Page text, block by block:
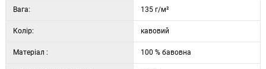
Вага: 135 г/м²
Колір: кавовий
Матеріал : 100 % бавовна